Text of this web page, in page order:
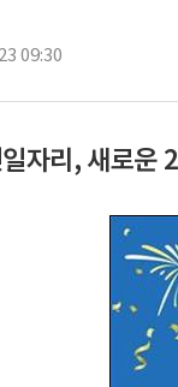
09:30
자리, 새로운